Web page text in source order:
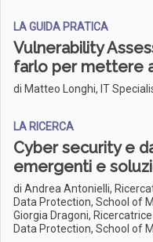
LA GUIDA PRATICA
Vulnerability
farlo per mettere
di Matteo Longhi, IT
LA RICERCA
Cyber security e
emergenti e
di Andrea Antonielli,
Data Protection, School of
Giorgia Dragoni,
Data Protection, School of